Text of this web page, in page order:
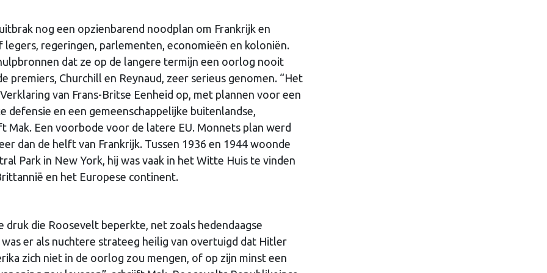
nog een opzienbarend noodplan om Frankrijk en
regeringen, parlementen, economieën en koloniën.
dat ze op de langere termijn een oorlog nooit
premiers, Churchill en Reynaud, zeer serieus genomen. “Het
van Frans-Britse Eenheid op, met plannen voor een
defensie en een gemeenschappelijke buitenlandse,
Mak. Een voorbode voor de latere EU. Monnets plan werd
dan de helft van Frankrijk. Tussen 1936 en 1944 woonde
Park in New York, hij was vaak in het Witte Huis te vinden
en het Europese continent.
die Roosevelt beperkte, net zoals hedendaagse
er als nuchtere strateeg heilig van overtuigd dat Hitler
zich niet in de oorlog zou mengen, of op zijn minst een